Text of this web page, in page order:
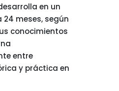
en un
24 meses, según
conocimientos
entre
y práctica en